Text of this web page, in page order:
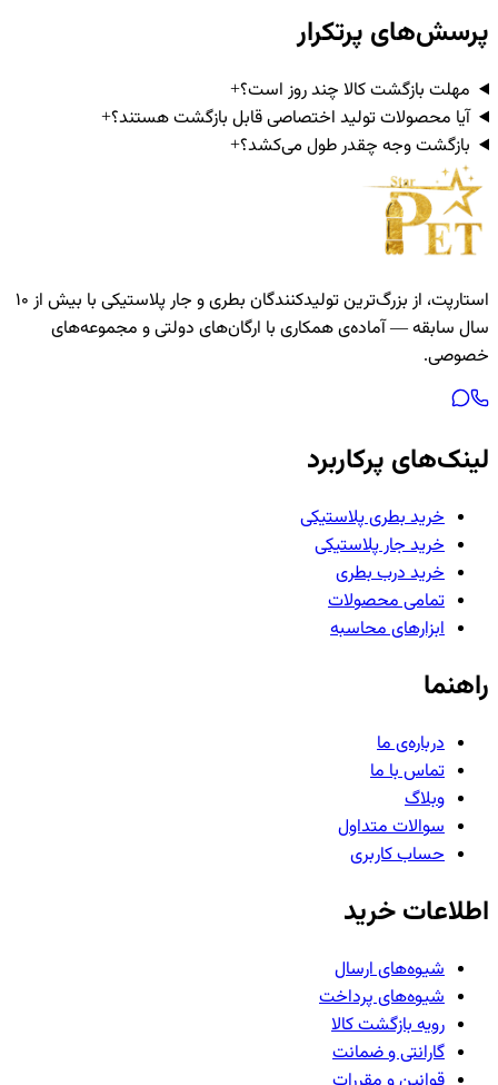
پرسش‌های پرتکرار
مهلت بازگشت کالا چند روز است؟+
آیا محصولات تولید اختصاصی قابل بازگشت هستند؟+
بازگشت وجه چقدر طول می‌کشد؟+
استارپت، از بزرگ‌ترین تولیدکنندگان بطری و جار پلاستیکی با بیش از ۱۰
سال سابقه — آماده‌ی همکاری با ارگان‌های دولتی و مجموعه‌های
خصوصی.
لینک‌های پرکاربرد
خرید بطری پلاستیکی
خرید جار پلاستیکی
خرید درب بطری
تمامی محصولات
ابزارهای محاسبه
راهنما
درباره‌ی ما
تماس با ما
وبلاگ
سوالات متداول
حساب کاربری
اطلاعات خرید
شیوه‌های ارسال
شیوه‌های پرداخت
رویه بازگشت کالا
گارانتی و ضمانت